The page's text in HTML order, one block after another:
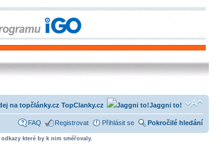
Jaggni to!
TopClanky.cz
FAQ Registrovat Přihlásit se Pokročilé hledání
které by k nim směřovaly.